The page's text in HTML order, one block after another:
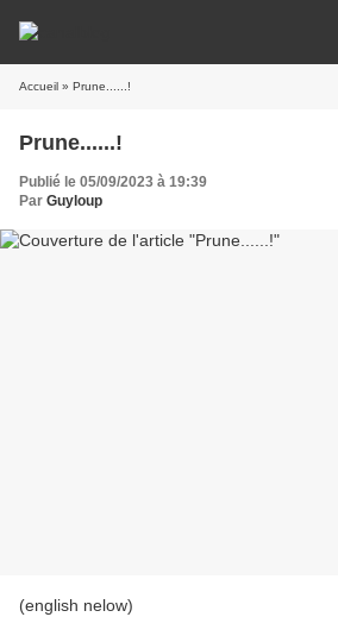
Accueil » Prune......!
Prune......!
Publié le 05/09/2023 à 19:39
Par Guyloup
(english nelow)